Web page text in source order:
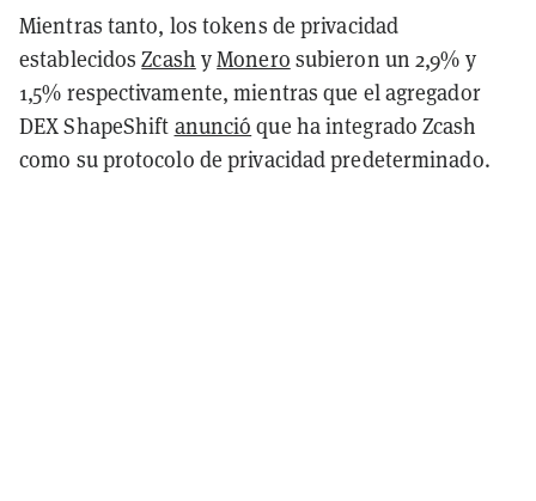
Mientras tanto, los tokens de privacidad
establecidosZcash yMonero subieron un 2,9% y
1,5% respectivamente, mientras que el agregador
DEX ShapeShift anunció que ha integrado Zcash
como su protocolo de privacidad predeterminado.